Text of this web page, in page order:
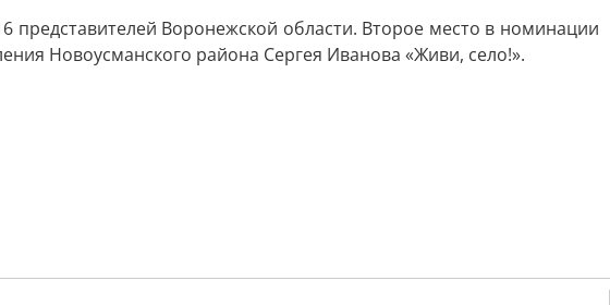
представителей Воронежской области. Второе место в номинации
Новоусманского района Сергея Иванова «Живи, село!».